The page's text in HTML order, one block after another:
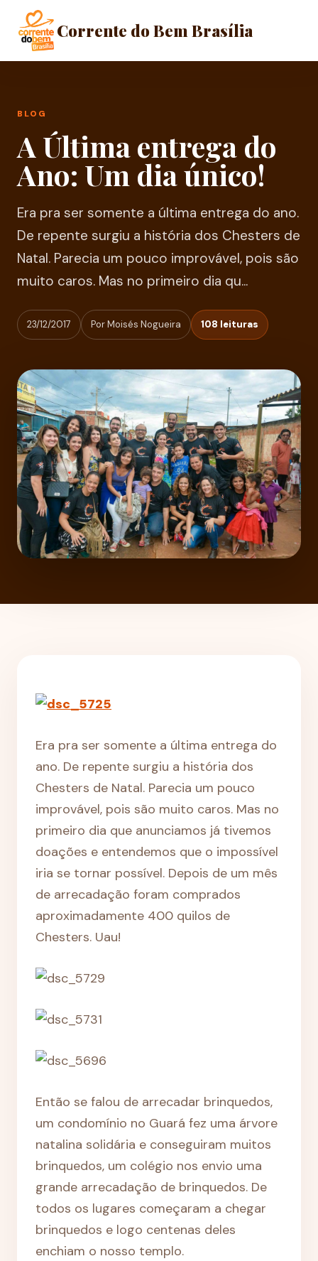
Corrente do Bem Brasília
BLOG
A Última entrega do
Ano: Um dia único!
Era pra ser somente a última entrega do ano.
De repente surgiu a história dos Chesters de
Natal. Parecia um pouco improvável, pois são
muito caros. Mas no primeiro dia qu...
23/12/2017 Por Moisés Nogueira 108 leituras
Era pra ser somente a última entrega do
ano. De repente surgiu a história dos
Chesters de Natal. Parecia um pouco
improvável, pois são muito caros. Mas no
primeiro dia que anunciamos já tivemos
doações e entendemos que o impossível
iria se tornar possível. Depois de um mês
de arrecadação foram comprados
aproximadamente 400 quilos de
Chesters. Uau!
Então se falou de arrecadar brinquedos,
um condomínio no Guará fez uma árvore
natalina solidária e conseguiram muitos
brinquedos, um colégio nos envio uma
grande arrecadação de brinquedos. De
todos os lugares começaram a chegar
brinquedos e logo centenas deles
enchiam o nosso templo.